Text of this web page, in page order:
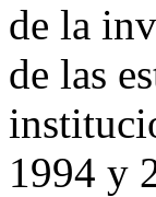
de la
de las
1994 y